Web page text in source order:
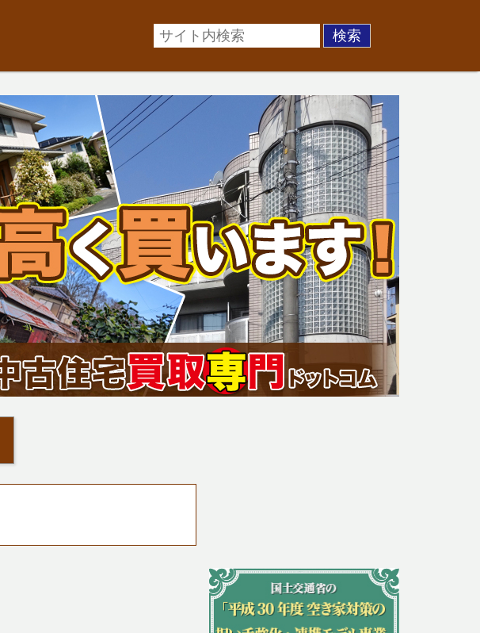
却」は時間はかかるが相場に準じた売却金額、「買取」は短期ではあるが相場より
動産など、不動産売却のお悩みを全国の専門家が解決致します！